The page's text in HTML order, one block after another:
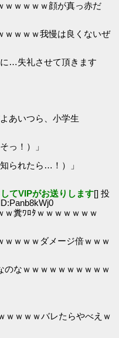
ｗｗｗｗｗ顔が真っ赤だ
ｗｗｗｗ我慢は良くないぜ
…失礼させて頂きます
あいつら、小学生
っ！）」
られたら…！）」
てVIPがお送りします[] 投
ｗ糞ﾜﾛﾀｗｗｗｗｗｗｗ
ｗｗｗｗダメージ倍ｗｗｗ
のなｗｗｗｗｗｗｗｗｗｗ
ｗｗｗｗバレたらやべえｗ